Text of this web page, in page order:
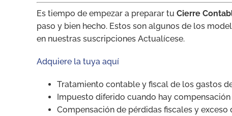
Es tiempo de empezar a preparar tu Cierre
paso y bien hecho. Estos son algunos de los
en nuestras suscripciones Actualícese.
Adquiere la tuya aquí
Tratamiento contable y fiscal de los gastos
Impuesto diferido cuando hay
Compensación de pérdidas fiscales y